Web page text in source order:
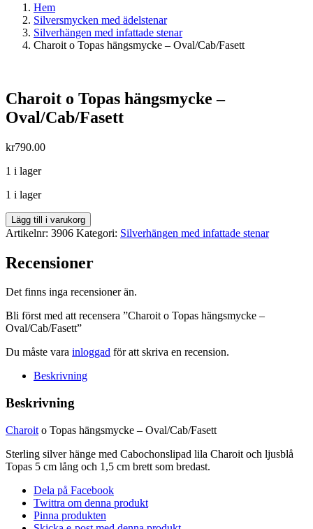
Hem
Silversmycken med ädelstenar
Silverhängen med infattade stenar
Charoit o Topas hängsmycke – Oval/Cab/Fasett
Charoit o Topas hängsmycke –
Oval/Cab/Fasett
kr790.00
1 i lager
1 i lager
Charoit
o
hängsmycke
-
mängd
Lägg till i varukorg
Artikelnr: 3906 Kategori: Silverhängen med infattade stenar
Recensioner
Det finns inga recensioner än.
Bli först med att recensera ”Charoit o Topas hängsmycke –
Oval/Cab/Fasett”
Du måste vara inloggad för att skriva en recension.
Beskrivning
Beskrivning
Charoit o Topas hängsmycke – Oval/Cab/Fasett
Sterling silver hänge med Cabochonslipad lila Charoit och ljusblå
Topas 5 cm lång och 1,5 cm brett som bredast.
Dela på Facebook
Twittra om denna produkt
Pinna produkten